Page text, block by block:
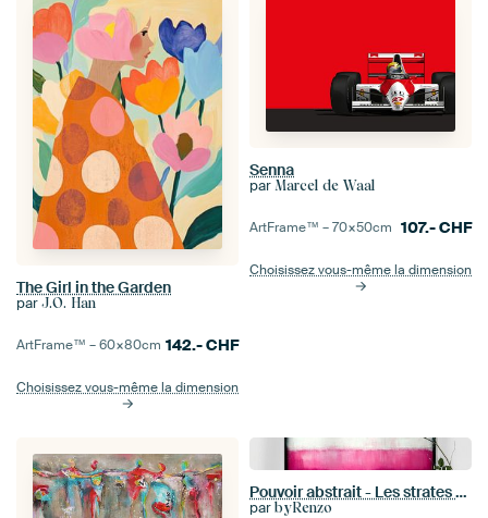
The Girl in the Garden
par J.O. Han
ArtFrame™ –60×80cm 142.-CHF
Choisissez vous-même la dimension
Senna
par Marcel de Waal
ArtFrame™ –70×50cm 107.-CHF
Choisissez vous-même la dimension
Pouvoir abstrait - Les strates de l'émotion
par byRenzo